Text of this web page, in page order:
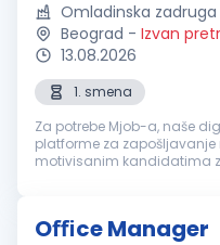
Omladinska zadruga
Beograd - Izvan
13.08.2026
1. smena
Za potrebe Mjob-a, naše
platforme za
motivisanim kandidatima
Oﬃce Manager